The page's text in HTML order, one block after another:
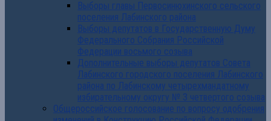
Выборы главы Первосинюхинского сельского
поселения Лабинского района
Выборы депутатов в Государственную Думу
Федерального Собрания Российской
Федерации восьмого созыва
Дополнительные выборы депутатов Совета
Лабинского городского поселения Лабинского
района по Лабинскому четырехмандатному
избирательному округу № 3 четвертого созыва
Общероссийское голосование по вопросу одобрения